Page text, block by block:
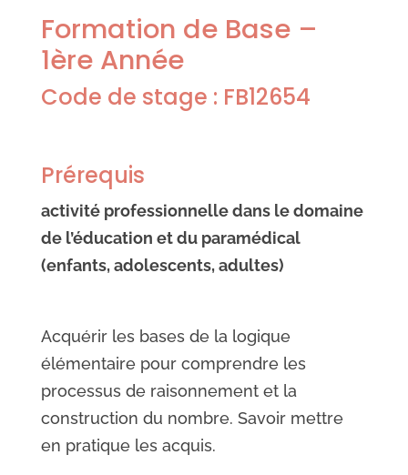
Formation de Base –
1ère Année
Code de stage : FB12654
Prérequis
activité professionnelle dans le domaine
de l’éducation et du paramédical
(enfants, adolescents, adultes)
Acquérir les bases de la logique
élémentaire pour comprendre les
processus de raisonnement et la
construction du nombre. Savoir mettre
en pratique les acquis.